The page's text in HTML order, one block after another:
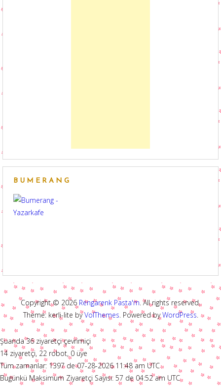
BUMERANG
Copyright © 2026 Rengarenk Pasta'm. All rights reserved.
Theme: kerli-lite byVolThemes. Powered byWordPress.
Şuanda 36 ziyaretçi çevrimiçi
14 ziyaretçi, 22 robot, 0 üye
Tüm zamanlar: 1397 de 07-28-2026 11:48 am UTC
Bugünkü Maksimum Ziyaretçi Sayısı: 57 de 04:52 am UTC